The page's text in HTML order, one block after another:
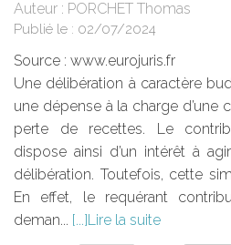
Auteur : PORCHET Thomas
Publié le : 02/07/2024
Source : www.eurojuris.fr
Une délibération à caractère
une dépense à la charge d’une
perte de recettes. Le
dispose ainsi d’un intérêt à
délibération. Toutefois, cette
En effet, le requérant
deman...
Lire la suite